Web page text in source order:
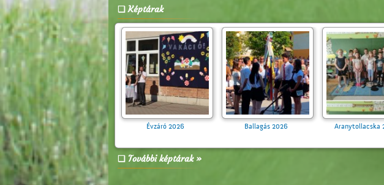
Képtárak
Zebra Suli Program a 4.
Évzáró 2026 Ballagás 2026
További képtárak »